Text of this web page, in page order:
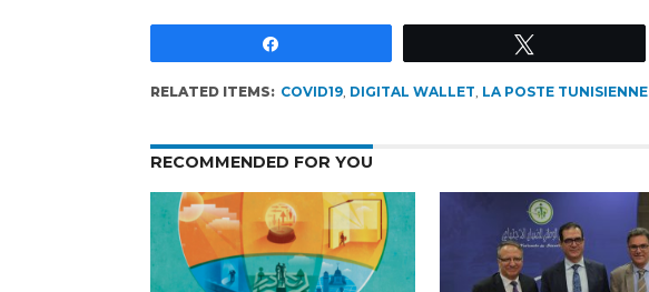
RELATED ITEMS: COVID19, DIGITAL WALLET, LA POSTE TUNISIENNE
RECOMMENDED FOR YOU